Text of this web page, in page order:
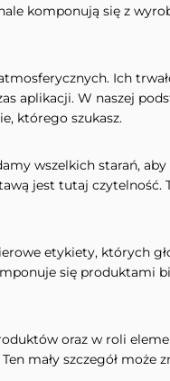
komponują się z
Ich
aplikacji. W naszej
którego szukasz.
wszelkich starań,
jest tutaj
etykiety, których
się produktami
oraz w roli
mały szczegół może